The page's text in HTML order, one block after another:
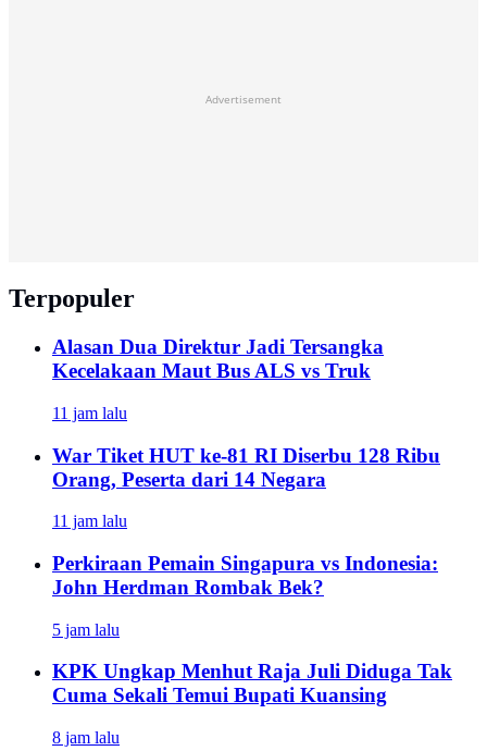
Advertisement
Terpopuler
Alasan Dua Direktur Jadi Tersangka
Kecelakaan Maut Bus ALS vs Truk
11 jam lalu
War Tiket HUT ke-81 RI Diserbu 128 Ribu
Orang, Peserta dari 14 Negara
11 jam lalu
Perkiraan Pemain Singapura vs Indonesia:
John Herdman Rombak Bek?
5 jam lalu
KPK Ungkap Menhut Raja Juli Diduga Tak
Cuma Sekali Temui Bupati Kuansing
8 jam lalu